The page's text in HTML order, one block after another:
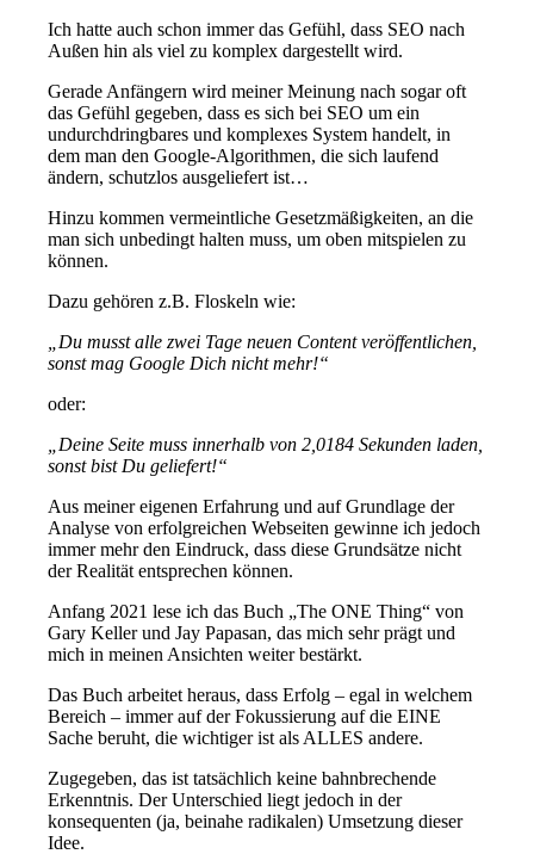
Ich hatte auch schon immer das Gefühl, dass SEO nach
Außen hin als viel zu komplex dargestellt wird.
Gerade Anfängern wird meiner Meinung nach sogar oft
das Gefühl gegeben, dass es sich bei SEO um ein
undurchdringbares und komplexes System handelt, in
dem man den Google-Algorithmen, die sich laufend
ändern, schutzlos ausgeliefert ist…
Hinzu kommen vermeintliche Gesetzmäßigkeiten, an die
man sich unbedingt halten muss, um oben mitspielen zu
können.
Dazu gehören z.B. Floskeln wie:
„Du musst alle zwei Tage neuen Content veröffentlichen,
sonst mag Google Dich nicht mehr!“
oder:
„Deine Seite muss innerhalb von 2,0184 Sekunden laden,
sonst bist Du geliefert!“
Aus meiner eigenen Erfahrung und auf Grundlage der
Analyse von erfolgreichen Webseiten gewinne ich jedoch
immer mehr den Eindruck, dass diese Grundsätze nicht
der Realität entsprechen können.
Anfang 2021 lese ich das Buch „The ONE Thing“ von
Gary Keller und Jay Papasan, das mich sehr prägt und
mich in meinen Ansichten weiter bestärkt.
Das Buch arbeitet heraus, dass Erfolg – egal in welchem
Bereich – immer auf der Fokussierung auf die EINE
Sache beruht, die wichtiger ist als ALLES andere.
Zugegeben, das ist tatsächlich keine bahnbrechende
Erkenntnis. Der Unterschied liegt jedoch in der
konsequenten (ja, beinahe radikalen) Umsetzung dieser
Idee.